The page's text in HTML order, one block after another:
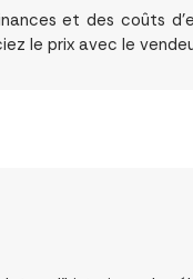
et des coûts
le prix avec le